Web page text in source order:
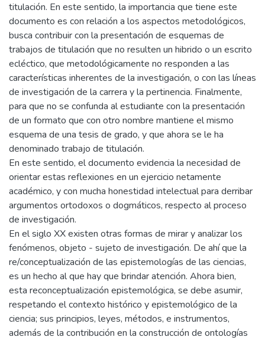
titulación. En este sentido, la importancia que tiene este
documento es con relación a los aspectos metodológicos,
busca contribuir con la presentación de esquemas de
trabajos de titulación que no resulten un hibrido o un escrito
ecléctico, que metodológicamente no responden a las
características inherentes de la investigación, o con las líneas
de investigación de la carrera y la pertinencia. Finalmente,
para que no se confunda al estudiante con la presentación
de un formato que con otro nombre mantiene el mismo
esquema de una tesis de grado, y que ahora se le ha
denominado trabajo de titulación.
En este sentido, el documento evidencia la necesidad de
orientar estas reflexiones en un ejercicio netamente
académico, y con mucha honestidad intelectual para derribar
argumentos ortodoxos o dogmáticos, respecto al proceso
de investigación.
En el siglo XX existen otras formas de mirar y analizar los
fenómenos, objeto - sujeto de investigación. De ahí que la
re/conceptualización de las epistemologías de las ciencias,
es un hecho al que hay que brindar atención. Ahora bien,
esta reconceptualización epistemológica, se debe asumir,
respetando el contexto histórico y epistemológico de la
ciencia; sus principios, leyes, métodos, e instrumentos,
además de la contribución en la construcción de ontologías